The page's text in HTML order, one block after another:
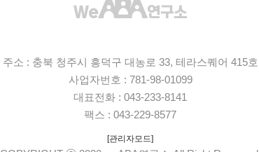
주소 : 충북 청주시 흥덕구 대농로 33, 테라스퀘어 415호
사업자번호 : 781-98-01099
대표전화 : 043-233-8141
팩스 : 043-229-8577
[관리자모드]